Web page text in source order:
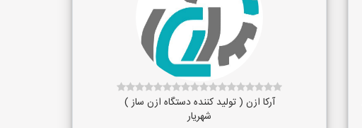
آرکا ازن ( تولید کننده دستگاه ازن ساز )
شهریار